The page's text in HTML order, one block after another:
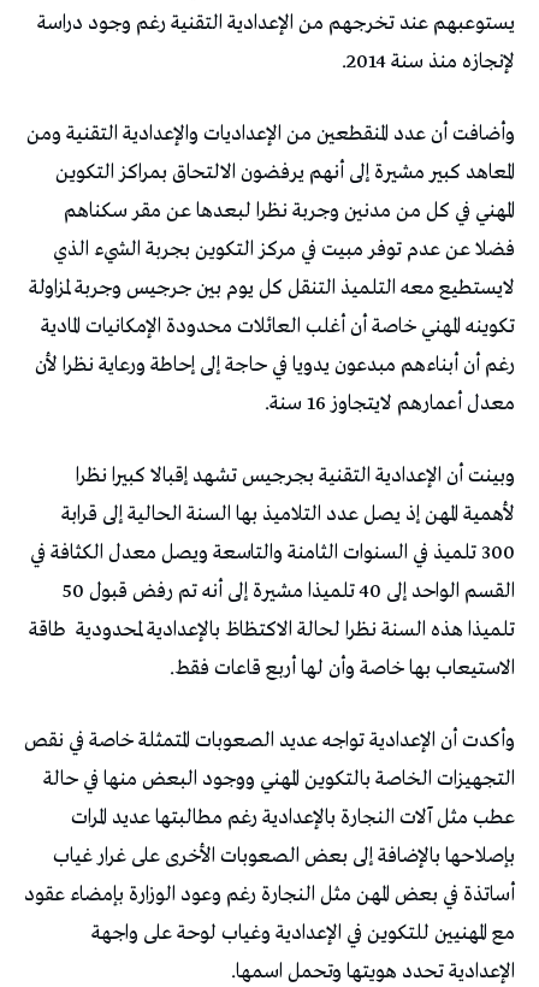
يستوعبهم عند تخرجهم من الإعدادية التقنية رغم وجود دراسة
لإنجازه منذ سنة 2014.
وأضافت أن عدد المنقطعين من الإعداديات والإعدادية التقنية ومن
المعاهد كبير مشيرة إلى أنهم يرفضون الالتحاق بمراكز التكوين
المهني في كل من مدنين وجربة نظرا لبعدها عن مقر سكناهم
فضلا عن عدم توفر مبيت في مركز التكوين بجربة الشيء الذي
لايستطيع معه التلميذ التنقل كل يوم بين جرجيس وجربة لمزاولة
تكوينه المهني خاصة أن أغلب العائلات محدودة الإمكانيات المادية
رغم أن أبناءهم مبدعون يدويا في حاجة إلى إحاطة ورعاية نظرا لأن
معدل أعمارهم لايتجاوز 16 سنة.
وبينت أن الإعدادية التقنية بجرجيس تشهد إقبالا كبيرا نظرا
لأهمية المهن إذ يصل عدد التلاميذ بها السنة الحالية إلى قرابة
300 تلميذ في السنوات الثامنة والتاسعة ويصل معدل الكثافة في
القسم الواحد إلى 40 تلميذا مشيرة إلى أنه تم رفض قبول 50
تلميذا هذه السنة نظرا لحالة الاكتظاظ بالإعدادية لمحدودية طاقة
الاستيعاب بها خاصة وأن لها أربع قاعات فقط.
وأكدت أن الإعدادية تواجه عديد الصعوبات المتمثلة خاصة في نقص
التجهيزات الخاصة بالتكوين المهني ووجود البعض منها في حالة
عطب مثل آلات النجارة بالإعدادية رغم مطالبتها عديد المرات
بإصلاحها بالإضافة إلى بعض الصعوبات الأخرى على غرار غياب
أساتذة في بعض المهن مثل النجارة رغم وعود الوزارة بإمضاء عقود
مع المهنيين للتكوين في الإعدادية وغياب لوحة على واجهة
الإعدادية تحدد هويتها وتحمل اسمها.